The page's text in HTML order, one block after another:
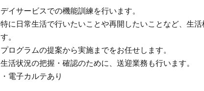
デイサービスでの機能訓練を行います。
特に日常生活で行いたいことや再開したいことなど、生
す。
プログラムの提案から実施までをお任せします。
生活状況の把握・確認のために、送迎業務も行います。
・電子カルテあり